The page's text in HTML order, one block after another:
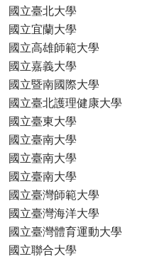
國立臺北大學
國立宜蘭大學
國立高雄師範大學
國立嘉義大學
國立暨南國際大學
國立臺北護理健康大學
國立臺東大學
國立臺南大學
國立臺南大學
國立臺南大學
國立臺灣師範大學
國立臺灣海洋大學
國立臺灣體育運動大學
國立聯合大學